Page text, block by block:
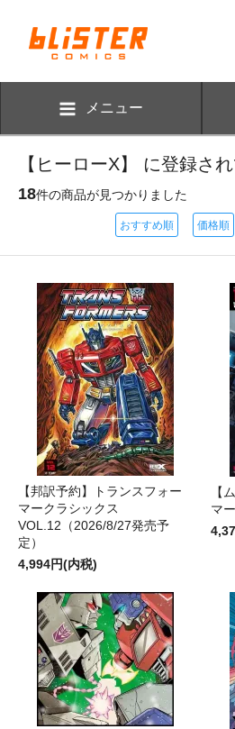
メニュー
【ヒーローX】 に登録さ
18件の商品が見つかりました
おすすめ順 価格順
【邦訳予約】トランスフォー
マークラシックス
VOL.12（2026/8/27発売予
定）
4,994円(内税)
【
マ